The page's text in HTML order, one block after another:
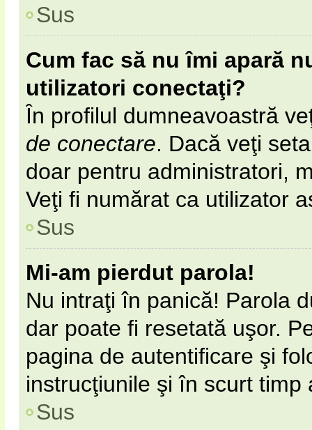
Sus
Cum fac să nu îmi apară
utilizatori conectaţi?
În profilul dumneavoastră
de conectare. Dacă veţi
doar pentru administratori,
Veţi fi numărat ca utilizator
Sus
Mi-am pierdut parola!
Nu intraţi în panică! Parola
dar poate fi resetată uşor.
pagina de autentificare şi
instrucţiunile şi în scurt
Sus